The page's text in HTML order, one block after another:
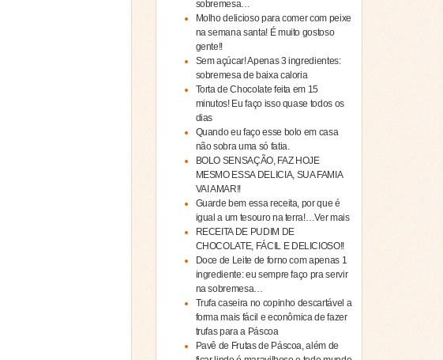
sobremesa…
Molho delicioso para comer com peixe
na semana santa! É muito gostoso
gente!!
Sem açúcar! Apenas 3 ingredientes:
sobremesa de baixa caloria
Torta de Chocolate feita em 15
minutos! Eu faço isso quase todos os
dias
Quando eu faço esse bolo em casa
não sobra uma só fatia.
BOLO SENSAÇÃO, FAZ HOJE
MESMO ESSA DELICIA, SUA FAMIA
VAI AMAR!!
Guarde bem essa receita, por que é
igual a um tesouro na terra!…Ver mais
RECEITA DE PUDIM DE
CHOCOLATE, FÁCIL E DELICIOSO!!
Doce de Leite de forno com apenas 1
ingrediente: eu sempre faço pra servir
na sobremesa…
Trufa caseira no copinho descartável a
forma mais fácil e econômica de fazer
trufas para a Páscoa
Pavê de Frutas de Páscoa, além de